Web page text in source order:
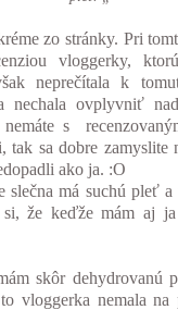
zo stránky. Pri
vloggerky,
neprečítala k
nechala ovplyvniť
s
tak sa dobre zamyslite
ako ja. :O
má suchú pleť a
si, že keďže mám aj
dehydrovanú
vloggerka nemala